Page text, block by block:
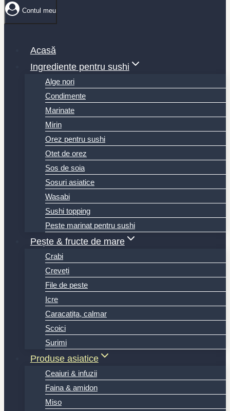
Contul meu
Acasă
Ingrediente pentru sushi
Alge nori
Condimente
Marinate
Mirin
Orez pentru sushi
Otet de orez
Sos de soia
Sosuri asiatice
Wasabi
Sushi topping
Peste marinat pentru sushi
Pește & fructe de mare
Crabi
Creveți
File de peste
Icre
Caracatița, calmar
Scoici
Surimi
Produse asiatice
Ceaiuri & infuzii
Faina & amidon
Miso